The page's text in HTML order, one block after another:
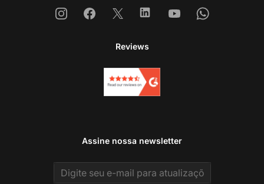
InstagramFacebook
X LinkedinYoutubeWhatsapp
Reviews
Assine nossa newsletter
Email address